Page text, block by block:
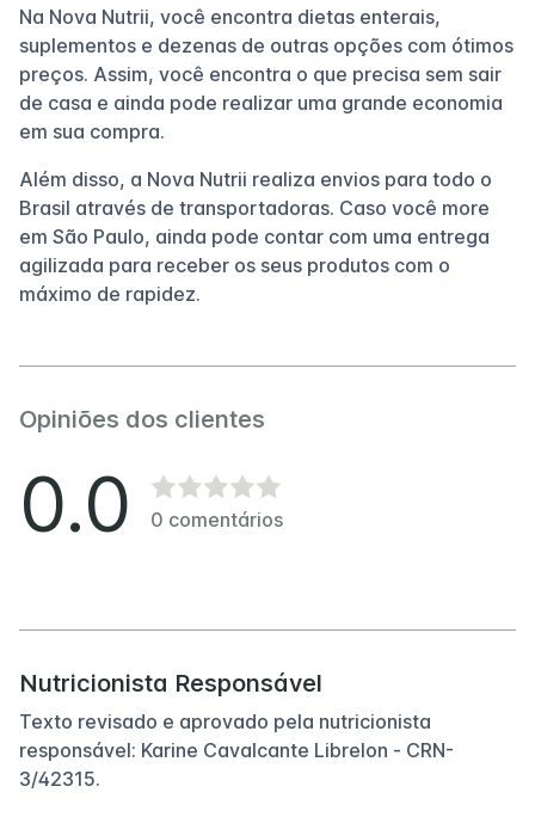
Na Nova Nutrii, você encontra dietas enterais,
suplementos e dezenas de outras opções com ótimos
preços. Assim, você encontra o que precisa sem sair
de casa e ainda pode realizar uma grande economia
em sua compra.
Além disso, a Nova Nutrii realiza envios para todo o
Brasil através de transportadoras. Caso você more
em São Paulo, ainda pode contar com uma entrega
agilizada para receber os seus produtos com o
máximo de rapidez.
Opiniões dos clientes
0.0 0 comentários
Nutricionista Responsável
Texto revisado e aprovado pela nutricionista
responsável: Karine Cavalcante Librelon - CRN-
3/42315.